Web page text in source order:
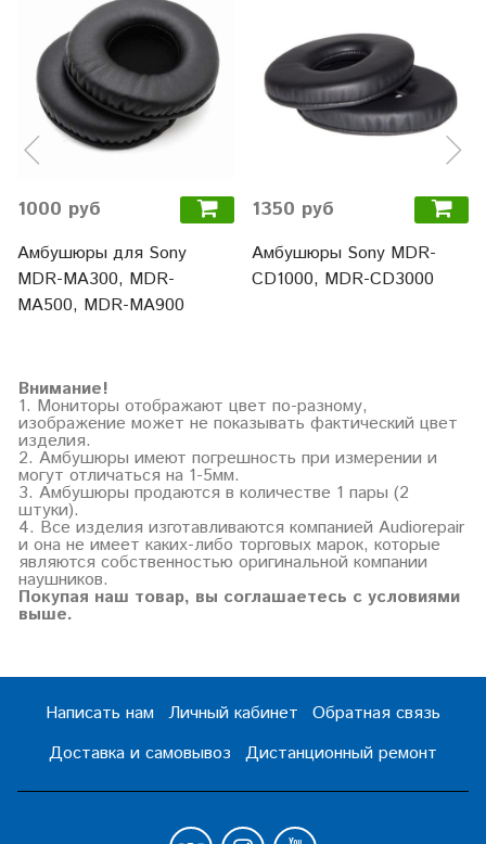
1000 руб
Амбушюры для Sony
MDR-MA300, MDR-
MA500, MDR-MA900
1350 руб
Амбушюры Sony MDR-
CD1000, MDR-CD3000
Внимание!
1. Мониторы отображают цвет по-разному,
изображение может не показывать фактический цвет
изделия.
2. Амбушюры имеют погрешность при измерении и
могут отличаться на 1-5мм.
3. Амбушюры продаются в количестве 1 пары (2
штуки).
4. Все изделия изготавливаются компанией Audiorepair
и она не имеет каких-либо торговых марок, которые
являются собственностью оригинальной компании
наушников.
Покупая наш товар, вы соглашаетесь с условиями
выше.
Написать нам Личный кабинет
Обратная связь
Доставка и самовывоз
Дистанционный ремонт